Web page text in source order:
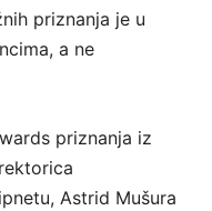
priznanja je u
a ne
priznanja iz
Astrid Mušura